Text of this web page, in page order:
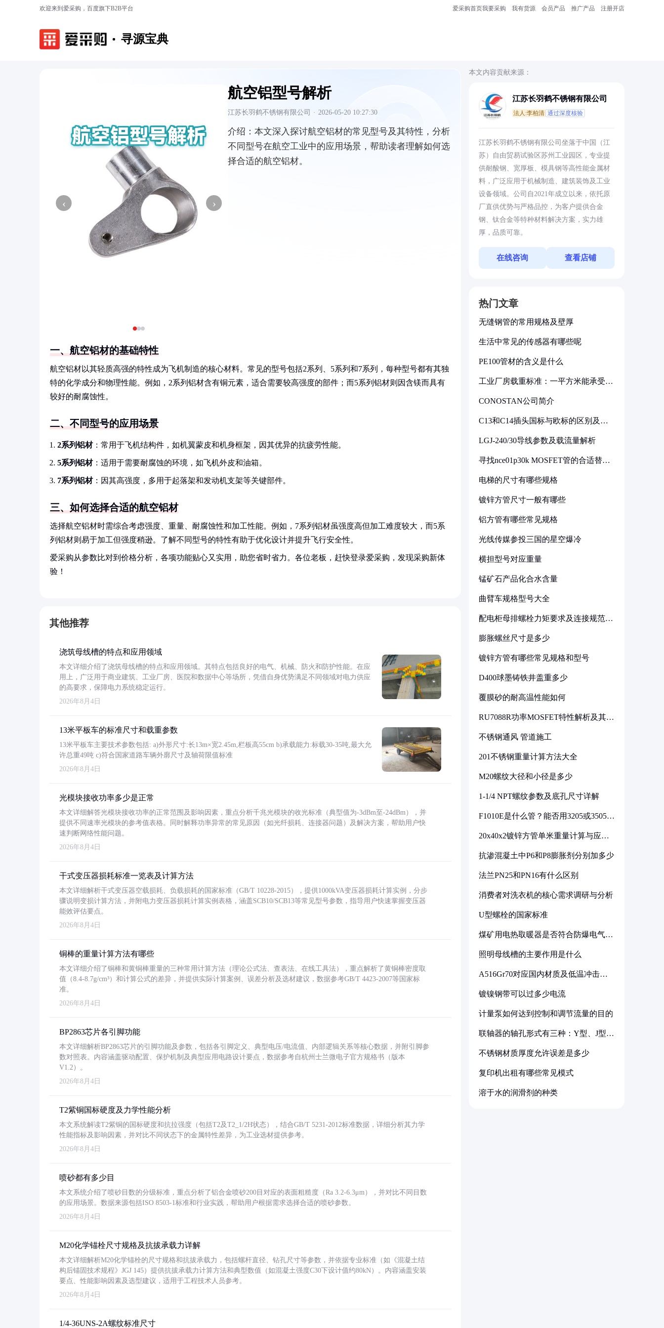
欢迎来到爱采购，百度旗下B2B平台 爱采购首页我要采购 我有货源 会员产品 推广产品 注册开店
寻源宝典
‹ ›
航空铝型号解析
江苏长羽鹤不锈钢有限公司 · 2026-05-20 10:27:30
介绍： 本文深入探讨航空铝材的常见型号及其特性，分析
不同型号在航空工业中的应用场景，帮助读者理解如何选
择合适的航空铝材。
一、航空铝材的基础特性
航空铝材以其轻质高强的特性成为飞机制造的核心材料。常见的型号包括2系列、5系列和7系列，每种型号都有其独
特的化学成分和物理性能。例如，2系列铝材含有铜元素，适合需要较高强度的部件；而5系列铝材则因含镁而具有
较好的耐腐蚀性。
二、不同型号的应用场景
2系列铝材：常用于飞机结构件，如机翼蒙皮和机身框架，因其优异的抗疲劳性能。
5系列铝材：适用于需要耐腐蚀的环境，如飞机外皮和油箱。
7系列铝材：因其高强度，多用于起落架和发动机支架等关键部件。
三、如何选择合适的航空铝材
选择航空铝材时需综合考虑强度、重量、耐腐蚀性和加工性能。例如，7系列铝材虽强度高但加工难度较大，而5系
列铝材则易于加工但强度稍逊。了解不同型号的特性有助于优化设计并提升飞行安全性。
爱采购从参数比对到价格分析，各项功能贴心又实用，助您省时省力。各位老板，赶快登录爱采购，发现采购新体
验！
其他推荐
浇筑母线槽的特点和应用领域
本文详细介绍了浇筑母线槽的特点和应用领域。其特点包括良好的电气、机械、防火和防护性能。在应
用上，广泛用于商业建筑、工业厂房、医院和数据中心等场所，凭借自身优势满足不同领域对电力供应
的高要求，保障电力系统稳定运行。
2026年8月4日
13米平板车的标准尺寸和载重参数
13米平板车主要技术参数包括: a)外形尺寸:长13m×宽2.45m,栏板高55cm b)承载能力:标载30-35吨,最大允
许总重49吨 c)符合国家道路车辆外廓尺寸及轴荷限值标准
2026年8月4日
光模块接收功率多少是正常
本文详细解答光模块接收功率的正常范围及影响因素，重点分析千兆光模块的收光标准（典型值为-3dBm至-24dBm），并
提供不同速率光模块的参考值表格。同时解释功率异常的常见原因（如光纤损耗、连接器问题）及解决方案，帮助用户快
速判断网络性能问题。
2026年8月4日
干式变压器损耗标准一览表及计算方法
本文详细解析干式变压器空载损耗、负载损耗的国家标准（GB/T 10228-2015），提供1000kVA变压器损耗计算实例，分步
骤说明变损计算方法，并附电力变压器损耗计算实例表格，涵盖SCB10/SCB13等常见型号参数，指导用户快速掌握变压器
能效评估要点。
2026年8月4日
铜棒的重量计算方法有哪些
本文详细介绍了铜棒和黄铜棒重量的三种常用计算方法（理论公式法、查表法、在线工具法），重点解析了黄铜棒密度取
值（8.4-8.7g/cm³）和计算公式的差异，并提供实际计算案例、误差分析及选材建议，数据参考GB/T 4423-2007等国家标
准。
2026年8月4日
BP2863芯片各引脚功能
本文详细解析BP2863芯片的引脚功能及参数，包括各引脚定义、典型电压/电流值、内部逻辑关系等核心数据，并附引脚参
数对照表。内容涵盖驱动配置、保护机制及典型应用电路设计要点，数据参考自杭州士兰微电子官方规格书（版本
V1.2）。
2026年8月4日
T2紫铜国标硬度及力学性能分析
本文系统解读T2紫铜的国标硬度和抗拉强度（包括T2及T2_1/2H状态），结合GB/T 5231-2012标准数据，详细分析其力学
性能指标及影响因素，并对比不同状态下的金属特性差异，为工业选材提供参考。
2026年8月4日
喷砂都有多少目
本文系统介绍了喷砂目数的分级标准，重点分析了铝合金喷砂200目对应的表面粗糙度（Ra 3.2-6.3μm），并对比不同目数
的应用场景。数据来源包括ISO 8503-1标准和行业实践，帮助用户根据需求选择合适的喷砂参数。
2026年8月4日
M20化学锚栓尺寸规格及抗拔承载力详解
本文详细解析M20化学锚栓的尺寸规格和抗拔承载力，包括螺杆直径、钻孔尺寸等参数，并依据专业标准（如《混凝土结
构后锚固技术规程》JGJ 145）提供抗拔承载力计算方法和典型数值（如混凝土强度C30下设计值约80kN）。内容涵盖安装
要点、性能影响因素及选型建议，适用于工程技术人员参考。
2026年8月4日
1/4-36UNS-2A螺纹标准尺寸
本文内容贡献来源：
江苏长羽鹤不锈钢有限公司
法人:李柏清 通过深度核验
江苏长羽鹤不锈钢有限公司坐落于中国（江
苏）自由贸易试验区苏州工业园区，专业提
供耐酸钢、宽厚板、模具钢等高性能金属材
料，广泛应用于机械制造、建筑装饰及工业
设备领域。公司自2021年成立以来，依托原
厂直供优势与严格品控，为客户提供合金
钢、钛合金等特种材料解决方案，实力雄
厚，品质可靠。
在线咨询 查看店铺
热门文章
无缝钢管的常用规格及壁厚
生活中常见的传感器有哪些呢
PE100管材的含义是什么
工业厂房载重标准：一平方米能承受多
CONOSTAN公司简介
C13和C14插头国标与欧标的区别及其
LGJ-240/30导线参数及载流量解析
寻找nce01p30k MOSFET管的合适替代
电梯的尺寸有哪些规格
镀锌方管尺寸一般有哪些
铝方管有哪些常见规格
光线传媒参投三国的星空爆冷
横担型号对应重量
锰矿石产品化合水含量
曲臂车规格型号大全
配电柜母排螺栓力矩要求及连接规范详
膨胀螺丝尺寸是多少
镀锌方管有哪些常见规格和型号
D400球墨铸铁井盖重多少
覆膜砂的耐高温性能如何
RU7088R功率MOSFET特性解析及其在
不锈钢通风 管道施工
201不锈钢重量计算方法大全
M20螺纹大径和小径是多少
1-1/4 NPT螺纹参数及底孔尺寸详解
F1010E是什么管？能否用3205或3505代
20x40x2镀锌方管单米重量计算与应用
抗渗混凝土中P6和P8膨胀剂分别加多少
法兰PN25和PN16有什么区别
消费者对洗衣机的核心需求调研与分析
U型螺栓的国家标准
煤矿用电热取暖器是否符合防爆电气设
照明母线槽的主要作用是什么
A516Gr70对应国内材质及低温冲击要
镀镍钢带可以过多少电流
计量泵如何达到控制和调节流量的目的
联轴器的轴孔形式有三种：Y型、J型、
不锈钢材质厚度允许误差是多少
复印机出租有哪些常见模式
溶于水的润滑剂的种类